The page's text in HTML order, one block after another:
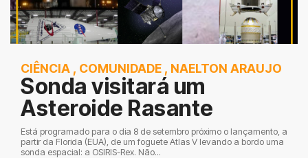
CIÊNCIA , COMUNIDADE , NAELTON ARAUJO
Sonda visitará um
Asteroide Rasante
Está programado para o dia 8 de setembro próximo o lançamento, a
partir da Florida (EUA), de um foguete Atlas V levando a bordo uma
sonda espacial: a OSIRIS-Rex. Não...